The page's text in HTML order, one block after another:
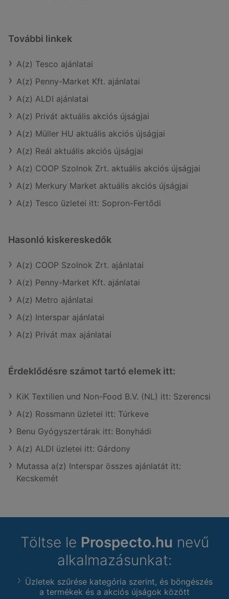
További linkek
A(z) Tesco ajánlatai
A(z) Penny-Market Kft. ajánlatai
A(z) ALDI ajánlatai
A(z) Privát aktuális akciós újságjai
A(z) Müller HU aktuális akciós újságjai
A(z) Reál aktuális akciós újságjai
A(z) COOP Szolnok Zrt. aktuális akciós újságjai
A(z) Merkury Market aktuális akciós újságjai
A(z) Tesco üzletei itt: Sopron-Fertődi
Hasonló kiskereskedők
A(z) COOP Szolnok Zrt. ajánlatai
A(z) Penny-Market Kft. ajánlatai
A(z) Metro ajánlatai
A(z) Interspar ajánlatai
A(z) Privát max ajánlatai
Érdeklődésre számot tartó elemek itt:
KiK Textilien und Non-Food B.V. (NL) itt: Szerencsi
A(z) Rossmann üzletei itt: Túrkeve
Benu Gyógyszertárak itt: Bonyhádi
A(z) ALDI üzletei itt: Gárdony
Mutassa a(z) Interspar összes ajánlatát itt:
Kecskemét
Töltse le Prospecto.hu nevű
alkalmazásunkat:
Üzletek szűrése kategória szerint, és böngészés
a termékek és a akciós újságok között